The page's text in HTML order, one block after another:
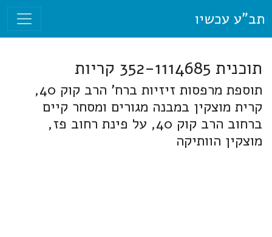
תב"ע עכשיו
תוכנית 352-1114685 קריות
תוספת מרפסות זיזיות ברח' הרב קוק 40,
קרית מוצקין במבנה מגורים ומסחר קיים
ברחוב הרב קוק 40, על פינת רחוב פז,
מוצקין הוותיקה